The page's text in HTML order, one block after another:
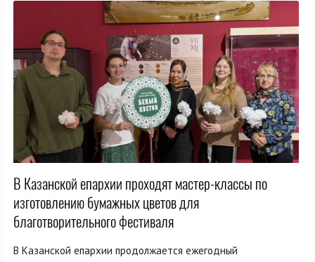
В Казанской епархии проходят мастер-классы по
изготовлению бумажных цветов для
благотворительного фестиваля
В Казанской епархии продолжается ежегодный